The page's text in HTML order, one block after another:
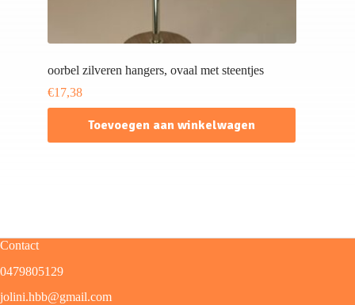
oorbel zilveren hangers, ovaal met steentjes
€17,38
Toevoegen aan winkelwagen
Contact
0479805129
jolini.hbb@gmail.com